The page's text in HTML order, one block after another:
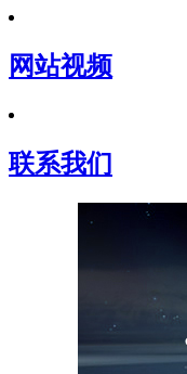
网站视频
联系我们